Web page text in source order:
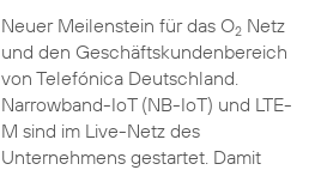
Neuer Meilenstein für das O2Netz
und den Geschäftskundenbereich
von Telefónica Deutschland.
Narrowband-IoT (NB-IoT) und LTE-
M sind im Live-Netz des
Unternehmens gestartet. Damit